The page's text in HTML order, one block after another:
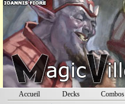
Accueil Decks Combos